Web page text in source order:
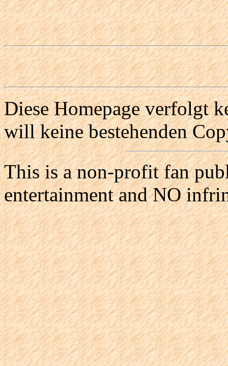
Diese Homepage verfolgt
will keine bestehenden
This is a non-profit fan
entertainment and NO